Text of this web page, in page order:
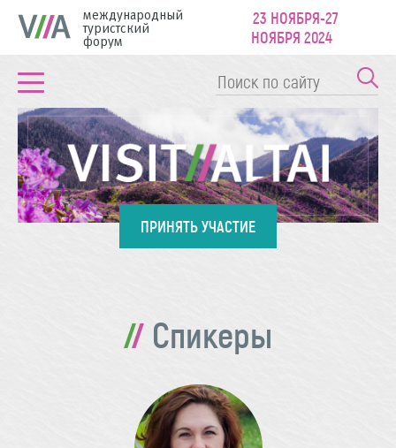
международный
туристский
форум
23 НОЯБРЯ-27
НОЯБРЯ 2024
ПРИНЯТЬ УЧАСТИЕ
Спикеры